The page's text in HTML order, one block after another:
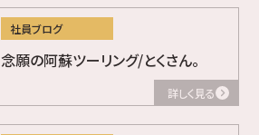
社員ブログ
念願の阿蘇ツーリング/とくさん。
詳しく見る